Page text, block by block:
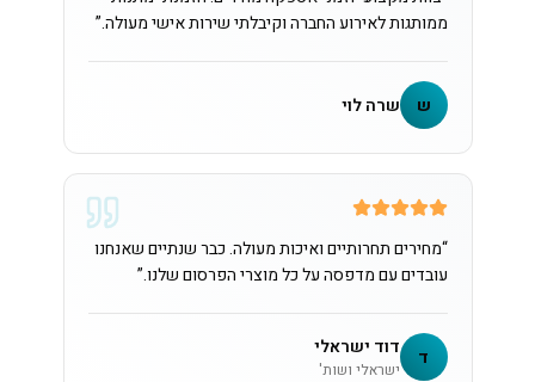
ממותגות לאירוע החברה וקיבלתי שירות אישי מעולה.”
ש שרה לוי
“מחירים תחרותיים ואיכות מעולה. כבר שנתיים שאנחנו
עובדים עם מדפסה על כל מוצרי הפרסום שלנו.”
ד דוד ישראלי
ישראלי ושות'